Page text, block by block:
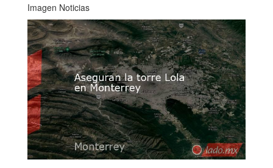
Imagen Noticias